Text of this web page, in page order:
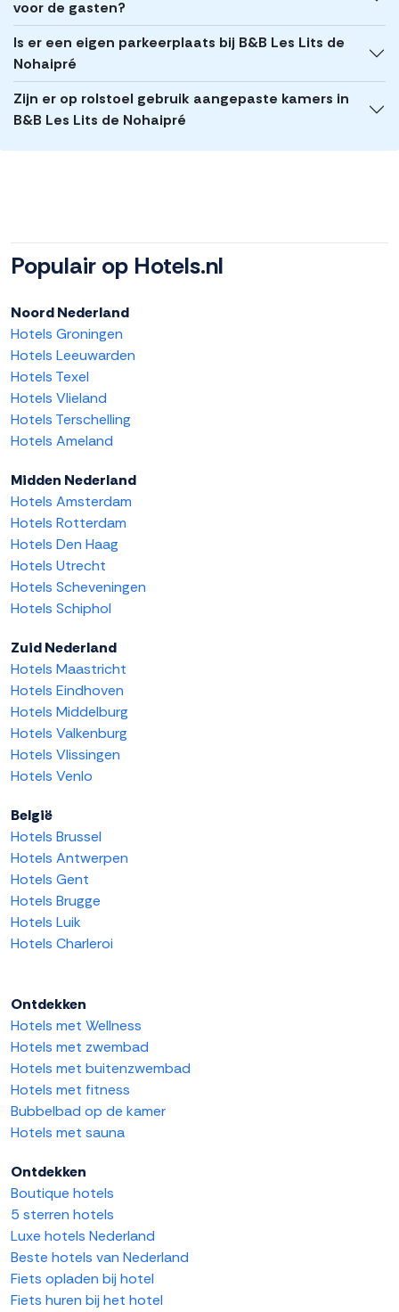
voor de gasten?
Is er een eigen parkeerplaats bij B&B Les Lits de
Nohaipré
Zijn er op rolstoel gebruik aangepaste kamers in
B&B Les Lits de Nohaipré
Populair op Hotels.nl
Noord Nederland
Hotels Groningen
Hotels Leeuwarden
Hotels Texel
Hotels Vlieland
Hotels Terschelling
Hotels Ameland
Midden Nederland
Hotels Amsterdam
Hotels Rotterdam
Hotels Den Haag
Hotels Utrecht
Hotels Scheveningen
Hotels Schiphol
Zuid Nederland
Hotels Maastricht
Hotels Eindhoven
Hotels Middelburg
Hotels Valkenburg
Hotels Vlissingen
Hotels Venlo
België
Hotels Brussel
Hotels Antwerpen
Hotels Gent
Hotels Brugge
Hotels Luik
Hotels Charleroi
Ontdekken
Hotels met Wellness
Hotels met zwembad
Hotels met buitenzwembad
Hotels met fitness
Bubbelbad op de kamer
Hotels met sauna
Ontdekken
Boutique hotels
5 sterren hotels
Luxe hotels Nederland
Beste hotels van Nederland
Fiets opladen bij hotel
Fiets huren bij het hotel